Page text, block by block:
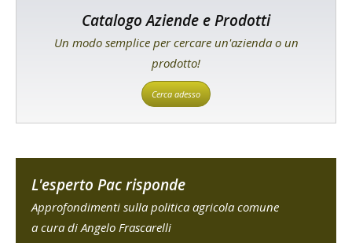
Catalogo Aziende e Prodotti
Un modo semplice per cercare un'azienda o un
prodotto!
Cerca adesso
L'esperto Pac risponde
Approfondimenti sulla politica agricola comune
a cura di Angelo Frascarelli